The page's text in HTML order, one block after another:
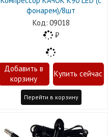
фонарем)/8шт
09018
Перейти в корзину